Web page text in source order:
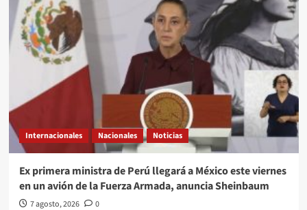
Internacionales Nacionales Noticias
Ex primera ministra de Perú llegará a México este viernes
en un avión de la Fuerza Armada, anuncia Sheinbaum
7 agosto, 2026 0